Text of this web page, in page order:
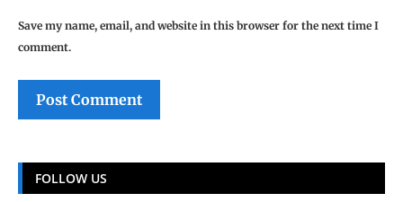
Save my name, email, and website in this browser for the next time I
comment.
FOLLOW US